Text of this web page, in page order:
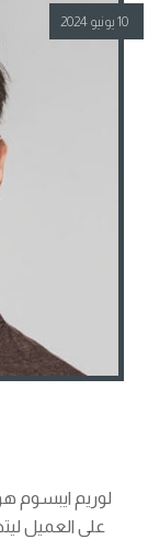
10 يونيو 2024
لوريم ايبسوم
على العميل